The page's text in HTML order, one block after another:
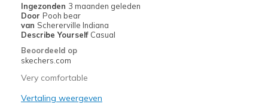
Ingezonden 3 maanden geleden
Door Pooh bear
van Schererville Indiana
Describe Yourself Casual
Beoordeeld op
skechers.com
Very comfortable
Vertaling weergeven